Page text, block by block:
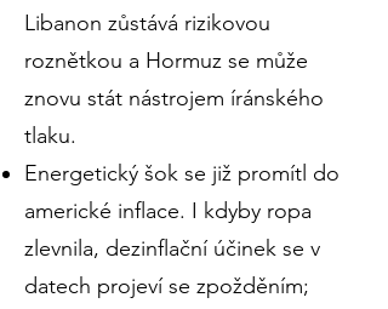
Libanon zůstává rizikovou
roznětkou a Hormuz se může
znovu stát nástrojem íránského
tlaku.
Energetický šok se již promítl do
americké inflace. I kdyby ropa
zlevnila, dezinflační účinek se v
datech projeví se zpožděním;